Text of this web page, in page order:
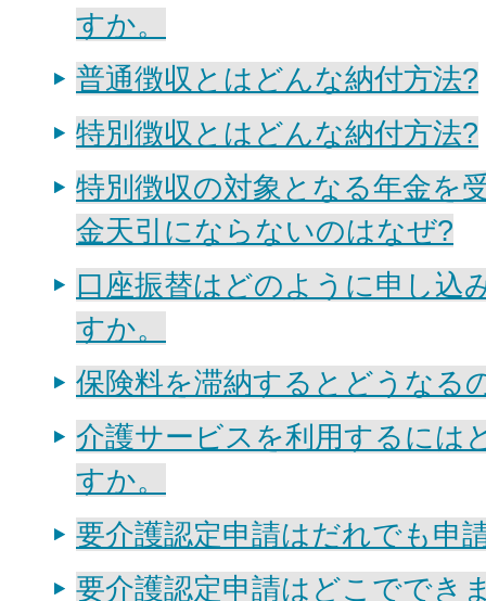
すか。
普通徴収とはどんな納付方法?
特別徴収とはどんな納付方法?
特別徴収の対象となる年金を
金天引にならないのはなぜ?
口座振替はどのように申し込
すか。
保険料を滞納するとどうなる
介護サービスを利用するには
すか。
要介護認定申請はだれでも申
要介護認定申請はどこででき